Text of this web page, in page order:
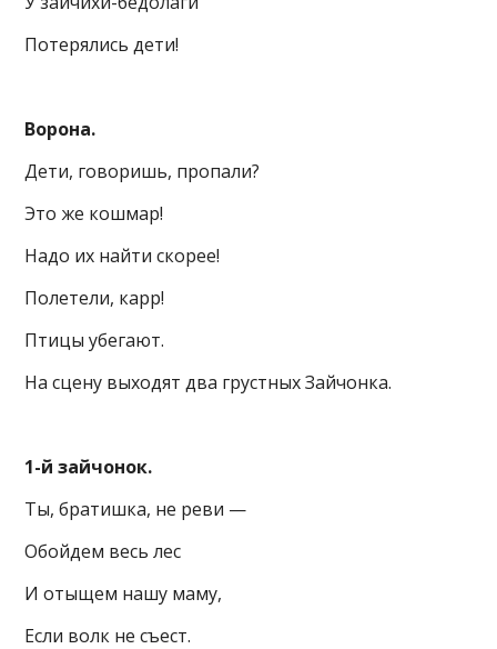
Потерялись дети!
Ворона.
Дети, говоришь, пропали?
Это же кошмар!
Надо их найти скорее!
Полетели, карр!
Птицы убегают.
На сцену выходят два грустных Зайчонка.
1-й зайчонок.
Ты, братишка, не реви —
Обойдем весь лес
И отыщем нашу маму,
Если волк не съест.